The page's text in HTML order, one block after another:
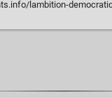
du-community-organizing-lexemple-de-